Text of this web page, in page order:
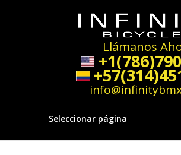
Llámanos
Seleccionar página